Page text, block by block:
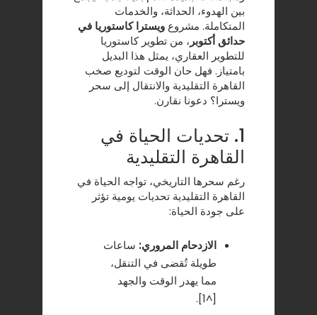
بين الهدوء، الحداثة، والخدمات
المتكاملة. مشروع ويسترا كاستوريا في
حدائق أكتوبر، من تطويركاستوريا
للتطوير العقاري، يمثل هذا البديل
بامتياز. فهل حان الوقت لتوديع صخب
القاهرة التقليدية والانتقال إلى سحر
ويسترا؟ دعونا نقارن.
1. تحديات الحياة في
القاهرة التقليدية
رغم سحرها التاريخي، تواجه الحياة في
القاهرة التقليدية تحديات يومية تؤثر
على جودة الحياة:
الازدحام المروري: ساعات
طويلة تُقضى في التنقل،
مما يهدر الوقت والجهد
[^1].